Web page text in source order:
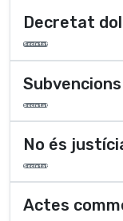
Decretat
Societat
Societat
No és
Societat
Actes